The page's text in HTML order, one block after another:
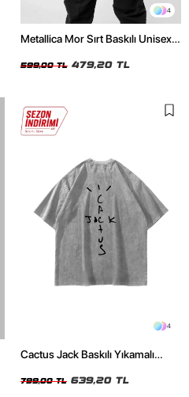
4
Metallica Mor Sırt Baskılı Unisex
599,00 TL 479,20 TL
4
Cactus Jack Baskılı Yıkamalı
799,00 TL 639,20 TL